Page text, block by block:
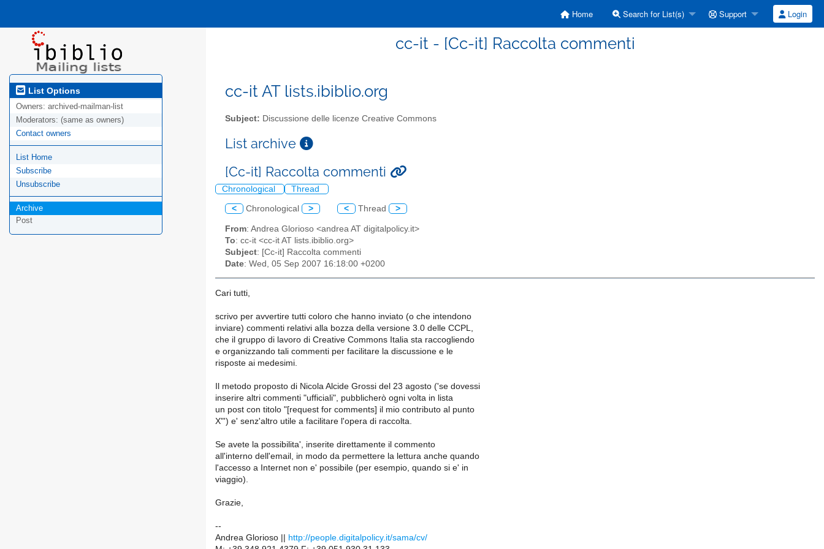
Home Search for List(s) Support Login
cc-it - [Cc-it] Raccolta commenti
List Options
Owners: archived-mailman-list
Moderators: (same as owners)
Contact owners
List Home
Subscribe
Unsubscribe
Archive
Post
cc-it AT lists.ibiblio.org
Subject: Discussione delle licenze Creative Commons
List archive
[Cc-it] Raccolta commenti
Chronological Thread
< Chronological > < Thread >
From: Andrea Glorioso <andrea AT digitalpolicy.it>
To: cc-it <cc-it AT lists.ibiblio.org>
Subject: [Cc-it] Raccolta commenti
Date: Wed, 05 Sep 2007 16:18:00 +0200
Cari tutti,
scrivo per avvertire tutti coloro che hanno inviato (o che intendono
inviare) commenti relativi alla bozza della versione 3.0 delle CCPL,
che il gruppo di lavoro di Creative Commons Italia sta raccogliendo
e organizzando tali commenti per facilitare la discussione e le
risposte ai medesimi.
Il metodo proposto di Nicola Alcide Grossi del 23 agosto ('se dovessi
inserire altri commenti "ufficiali", pubblicherò ogni volta in lista
un post con titolo "[request for comments] il mio contributo al punto
X"') e' senz'altro utile a facilitare l'opera di raccolta.
Se avete la possibilita', inserite direttamente il commento
all'interno dell'email, in modo da permettere la lettura anche quando
l'accesso a Internet non e' possibile (per esempio, quando si e' in
viaggio).
Grazie,
--
Andrea Glorioso ||
http://people.digitalpolicy.it/sama/cv/